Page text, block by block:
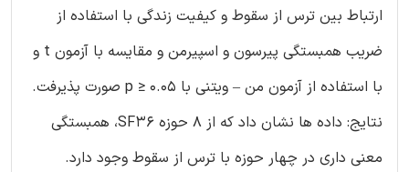
ارتباط بین ترس از سقوط و کیفیت زندگی با استفاده از
ضریب همبستگی پیرسون و اسپیرمن و مقایسه با آزمون t و
با استفاده از آزمون من – ویتنی با 0.05 ≤ p صورت پذیرفت.
نتایج: داده ها نشان داد که از 8 حوزه SF36، همبستگی
معنی داری در چهار حوزه با ترس از سقوط وجود دارد.